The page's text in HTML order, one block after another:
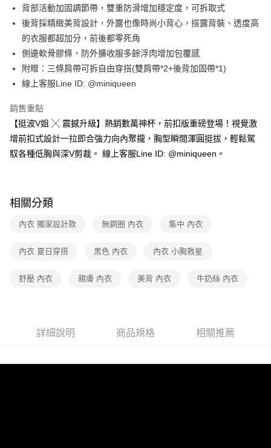
資料（包含姓名、電話或地址）提供予台灣大哥大進項蒐集、處理及利用，
由本公司與您本人進行分期帳單所需資料之確認、核對及更正。
3.完整用戶服務條款，請詳閱以下連結：
※ 交易是否成功請以「AFTEE先享後付 」之結帳頁面顯示為準，若有關於
是否繳費成功／繳費後需取消欲退款等相關疑問，請聯繫「AFTEE先享後付
客戶支援中心」https://netprotections.freshdesk.com/support/home
【注意事項】
易，需依本服務之必要範圍內提供個人資料，並將交易相關給付款項請求債
權轉讓予恩沛科技股份有限公司。
https://aftee.tw/terms/#terms3
３．未成年的使用者請事先徵得法定代理人或監護人之同意方可使用
「AFTEE先享後付」，若未經同意申辦者引起之損失，本公司不負相關責
任。
４．使用「AFTEE先享後付」時，將依據個別帳號之用戶狀況，依本公司即
時審查核予不同之上限額度；若仍有額度不足之情形，本公司將視審查結果
付款後7-11取貨
每筆NT$90，滿NT$1,000(含以上)免運費
宅配
海外配送
背部活動加固調節帶，雙重防滑增加穩定度，可拆取式
後背採精緻美背設計，外露也像時尚小背心，搭露背裝、透度高
的衣服都超加分，前後都零死角
側邊軟骨膠條，防外擴收服多餘浮肉增加包覆感
附贈：三條肩帶可拆自由穿搭(雙肩帶*2+後背加固帶*1)
線上客服Line ID: @miniqueen
銷售重點
【挺波V姐 ╳ 震撼升級】熱銷數萬神杯，前扣版重磅登場！視覺激
增前扣式設計一拉即合強力向內聚攏，胸型瞬間渾圓挺拔，輕鬆駕
馭各種低胸與深V剪裁。 線上客服Line ID: @miniqueen。
相關分類
內衣 獨家設計款 無鋼圈 內衣 集中 內衣
內衣 夏日穿搭 黑色 內衣 內衣 小胸救星
舒壓 內衣 親膚 內衣 美背 內衣 牛奶絲 內衣
詳細說明 商品規格 相關推薦